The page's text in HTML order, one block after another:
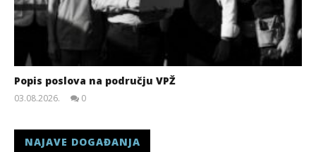
Popis poslova na području VPŽ
03.08.2026.
0
NAJAVE DOGAĐANJA